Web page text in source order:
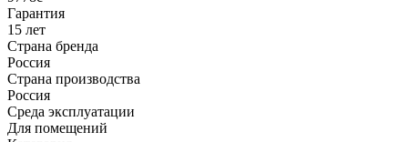
Гарантия
15 лет
Страна бренда
Россия
Страна производства
Россия
Среда эксплуатации
Для помещений